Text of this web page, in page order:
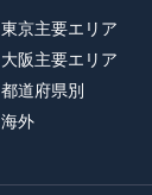
東京主要エリア
大阪主要エリア
都道府県別
海外